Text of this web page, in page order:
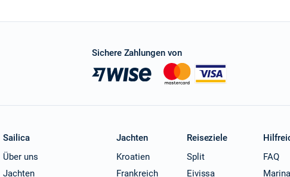
Sichere Zahlungen von
Sailica
Über uns
Jachten
Jachten
Kroatien
Frankreich
Reiseziele
Split
Eivissa
FAQ